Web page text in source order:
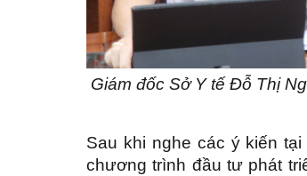
Giám đốc Sở Y tế Đỗ Thị
Sau khi nghe các ý kiến
chương trình đầu tư phát